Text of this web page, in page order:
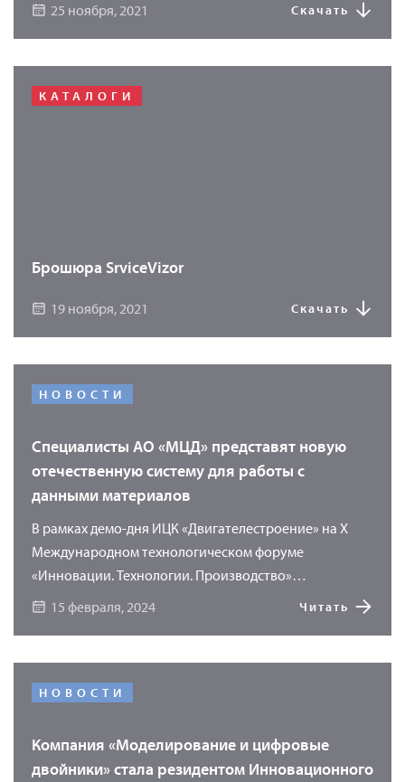
25 ноября, 2021 Скачать
КАТАЛОГИ
Брошюра SrviceVizor
19 ноября, 2021 Скачать
НОВОСТИ
Специалисты АО «МЦД» представят новую
отечественную систему для работы с
данными материалов
В рамках демо-дня ИЦК «Двигателестроение» на X
Международном технологическом форуме
«Инновации. Технологии. Производство»
специалисты компании «Моделирование и
Актуальных материалов) для хранения и обработки
программы «УМКА» позволяет перейти на новый
уровень сквозного проектирования, где точкой
15 февраля, 2024 Читать
НОВОСТИ
Компания «Моделирование и цифровые
двойники» стала резидентом Инновационного